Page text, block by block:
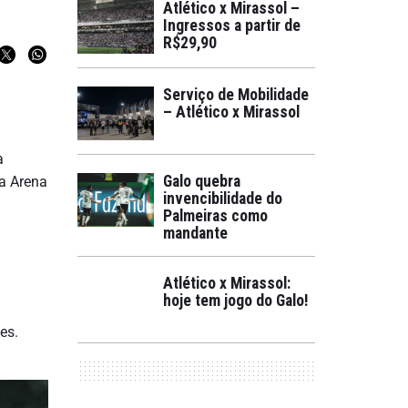
Arena
Atlético x Mirassol –
Ingressos a partir de
R$29,90
Serviço de Mobilidade
– Atlético x Mirassol
Galo quebra
invencibilidade do
Palmeiras como
mandante
Atlético x Mirassol:
hoje tem jogo do Galo!